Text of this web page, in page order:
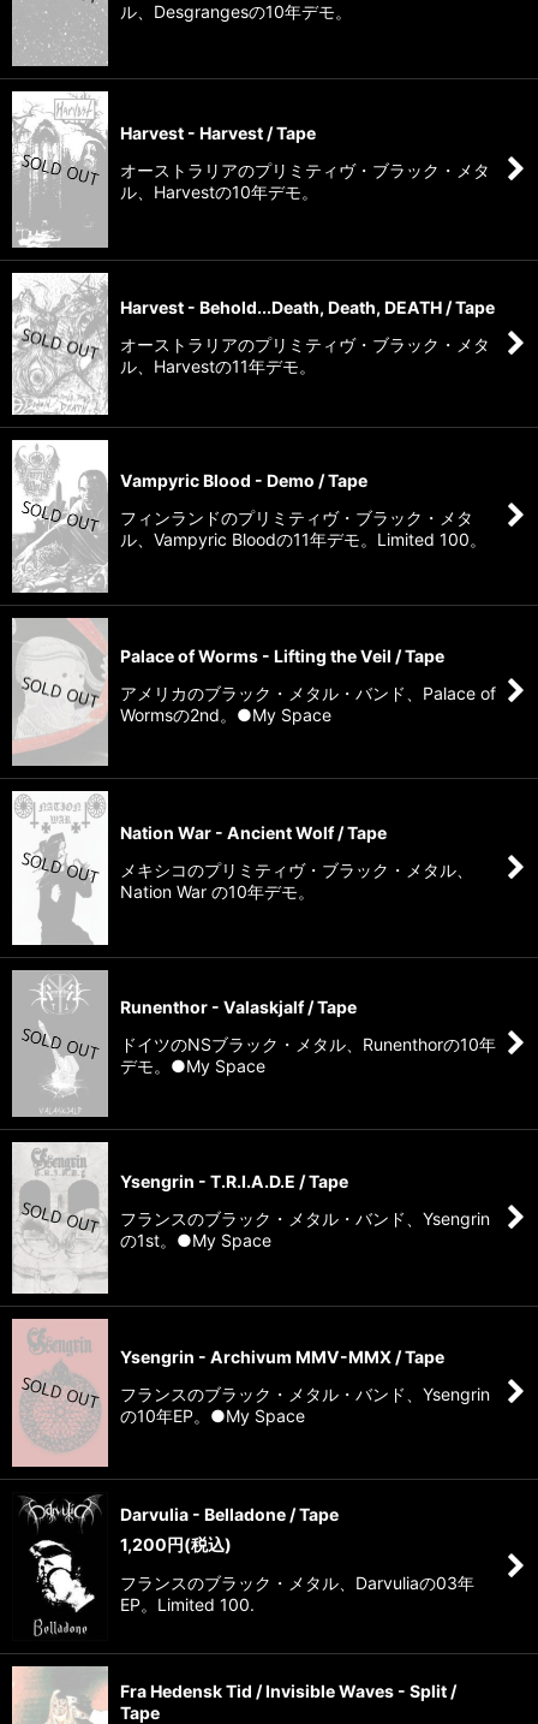
ル、Desgrangesの10年デモ。
Harvest - Harvest / Tape
オーストラリアのプリミティヴ・ブラック・メタ
ル、Harvestの10年デモ。
Harvest - Behold...Death, Death, DEATH / Tape
オーストラリアのプリミティヴ・ブラック・メタ
ル、Harvestの11年デモ。
Vampyric Blood - Demo / Tape
フィンランドのプリミティヴ・ブラック・メタ
ル、Vampyric Bloodの11年デモ。Limited 100。
Palace of Worms - Lifting the Veil / Tape
アメリカのブラック・メタル・バンド、Palace of
Wormsの2nd。●My Space
Nation War - Ancient Wolf / Tape
メキシコのプリミティヴ・ブラック・メタル、
Nation War の10年デモ。
Runenthor - Valaskjalf / Tape
ドイツのNSブラック・メタル、Runenthorの10年
デモ。●My Space
Ysengrin - T.R.I.A.D.E / Tape
フランスのブラック・メタル・バンド、Ysengrin
の1st。●My Space
Ysengrin - Archivum MMV-MMX / Tape
フランスのブラック・メタル・バンド、Ysengrin
の10年EP。●My Space
Darvulia - Belladone / Tape
1,200円(税込)
フランスのブラック・メタル、Darvuliaの03年
EP。Limited 100.
Fra Hedensk Tid / Invisible Waves - Split /
Tape